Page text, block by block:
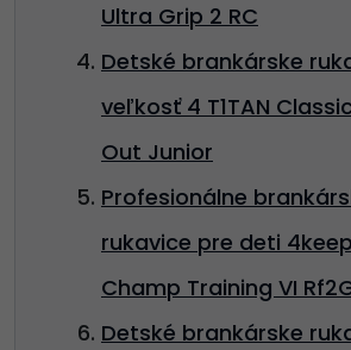
Ultra Grip 2 RC
Detské brankárske
veľkosť 4 T1TAN
Out Junior
Profesionálne
rukavice pre deti
Champ Training VI
Detské brankárske